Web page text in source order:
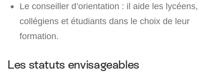
Le conseiller d’orientation : il aide les lycéens,
collégiens et étudiants dans le choix de leur
formation.
Les statuts envisageables